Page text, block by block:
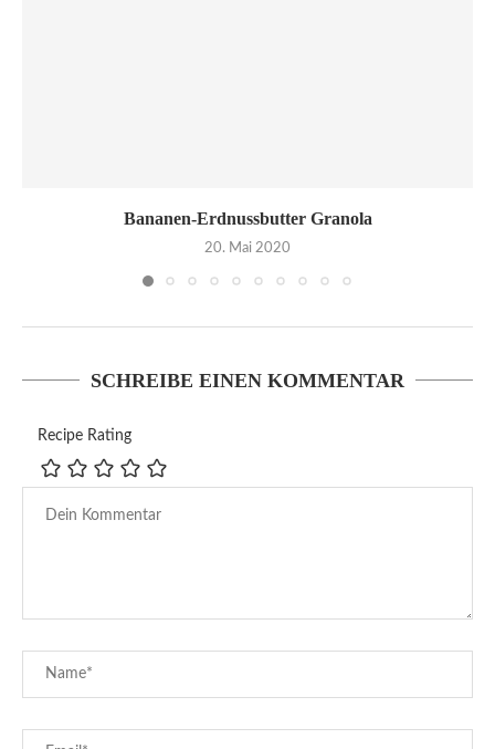
Bananen-Erdnussbutter Granola
20. Mai 2020
SCHREIBE EINEN KOMMENTAR
Recipe Rating